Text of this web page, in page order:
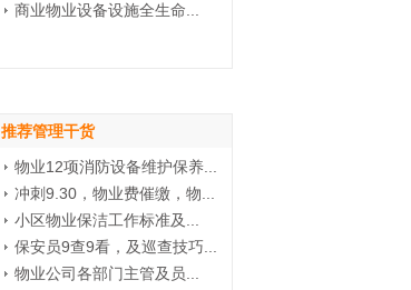
商业物业设备设施全生命...
推荐管理干货
物业12项消防设备维护保养...
冲刺9.30，物业费催缴，物...
小区物业保洁工作标准及...
保安员9查9看，及巡查技巧...
物业公司各部门主管及员...